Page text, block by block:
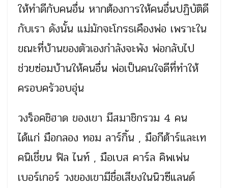
ให้ทำดีกับคนอื่น หากต้องการให้คนอื่นปฏิบัติดี
กับเรา ดังนั้น แม่มักจะโกรธเคืองพ่อ เพราะใน
ขณะที่บ้านของตัวเองกำลังจะพัง พ่อกลับไป
ช่วยซ่อมบ้านให้คนอื่น พ่อเป็นคนใจดีที่ทำให้
ครอบครัวอบอุ่น
วงร็อคชิฮาด ของเขา มีสมาชิกรวม 4 คน
ได้แก่ มือกลอง ทอม ลาร์กิ้น , มือกีต้าร์และเท
คนิเชี่ยน ฟิล ไนท์ , มือเบส คาร์ล คิพเพ่น
เบอร์เกอร์ วงของเขามีชื่อเสียงในนิวซีแลนด์